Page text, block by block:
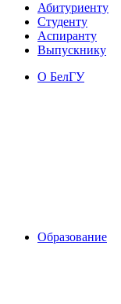
Абитуриенту
Студенту
Аспиранту
Выпускнику
О БелГУ
Образование